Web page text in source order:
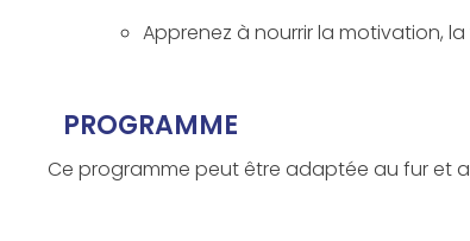
Apprenez à nourrir la motivation,
PROGRAMME
Ce programme peut être adaptée au fur et